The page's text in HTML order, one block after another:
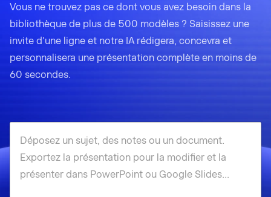
Vous ne trouvez pas ce dont vous avez besoin dans la
bibliothèque de plus de 500 modèles ? Saisissez une
invite d'une ligne et notre IA rédigera, concevra et
personnalisera une présentation complète en moins de
60 secondes.